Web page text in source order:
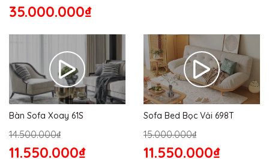
35.000.000₫
Bàn Sofa Xoay 61S
14.500.000₫
11.550.000₫
Sofa Bed Bọc Vải 698T
15.000.000₫
11.550.000₫